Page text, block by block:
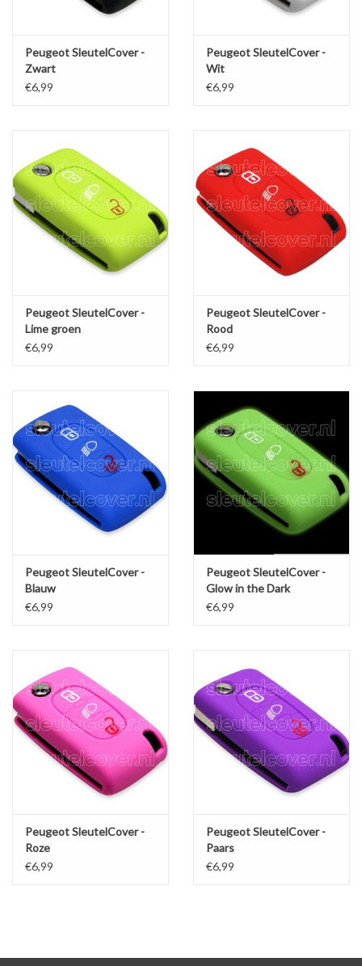
Peugeot SleutelCover -
Zwart
€6,99
Peugeot SleutelCover -
Wit
€6,99
Peugeot SleutelCover -
Lime groen
€6,99
Peugeot SleutelCover -
Rood
€6,99
Peugeot SleutelCover -
Blauw
€6,99
Peugeot SleutelCover -
Glow in the Dark
€6,99
Peugeot SleutelCover -
Roze
€6,99
Peugeot SleutelCover -
Paars
€6,99